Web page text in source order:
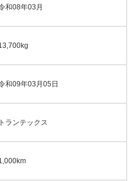
和08年03月
和09年03月05日
トランテックス